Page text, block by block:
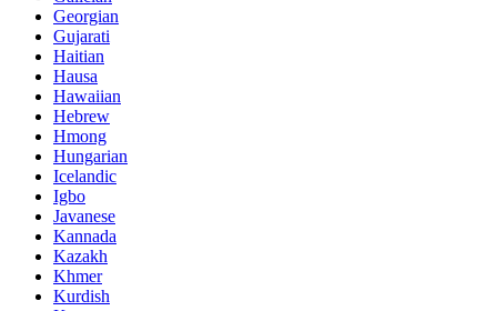
Georgian
Gujarati
Haitian
Hausa
Hawaiian
Hebrew
Hmong
Hungarian
Icelandic
Igbo
Javanese
Kannada
Kazakh
Khmer
Kurdish